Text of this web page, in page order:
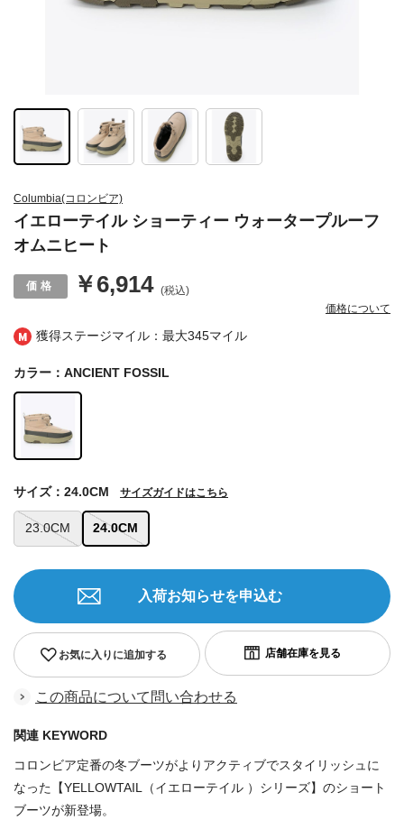
獲得ステージマイル：最大345マイル
Columbia(コロンビア)
イエローテイル ショーティー ウォータープルーフ
オムニヒート
￥6,914 (税込)
価格について
カラー：ANCIENT FOSSIL
23.0CM 24.0CM
サイズ：24.0CM サイズガイドはこちら
お気に入りに追加する
入荷お知らせを申込む
この商品について問い合わせる
関連 KEYWORD
コロンビア定番の冬ブーツがよりアクティブでスタイリッシュに
なった【YELLOWTAIL（イエローテイル ）シリーズ】のショート
ブーツが新登場。